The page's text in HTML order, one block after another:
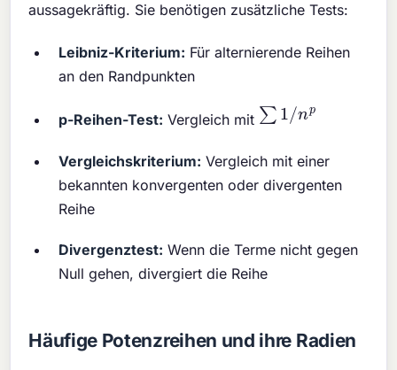
aussagekräftig. Sie benötigen zusätzliche Tests:
Leibniz-Kriterium: Für alternierende Reihen
an den Randpunkten
p-Reihen-Test: Vergleich mit
∑1 /np
Vergleichskriterium: Vergleich mit einer
bekannten konvergenten oder divergenten
Reihe
Divergenztest: Wenn die Terme nicht gegen
Null gehen, divergiert die Reihe
Häufige Potenzreihen und ihre Radien